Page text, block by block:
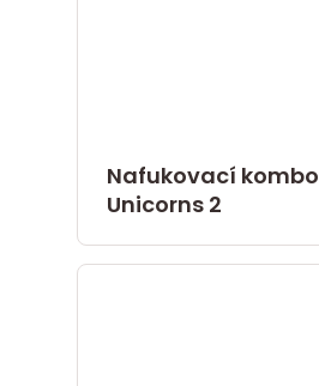
Nafukovací kombo
Unicorns 2